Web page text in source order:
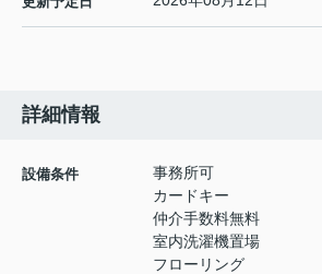
詳細情報
設備条件
事務所可
カードキー
仲介手数料無料
室内洗濯機置場
フローリング